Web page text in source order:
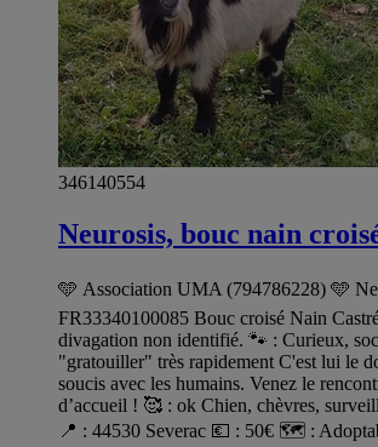
346140554
Neurosis, bouc nain
🩵 Association UMA (794786228) 🩵
FR33340100085 Bouc croisé Nain
divagation non identifié. 🐾 : Curieux,
"gratouiller" très rapidement C'est lui le
soucis avec les humains. Venez le
d’accueil ! 🥰 : ok Chien, chèvres,
📍 : 44530 Severac 💶 : 50€ 🗺️ :